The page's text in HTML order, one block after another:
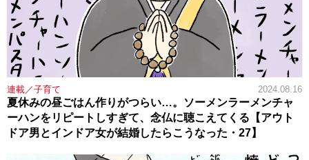
連載／子育て 2024.08.16
夏休みの昼ごはん作りがつらい…。ソーメンラーメンチャ
ーハンをリピートしすぎて、念仏に聴こえてくる【アウト
ドア男とインドア女が結婚したらこうなった・27】